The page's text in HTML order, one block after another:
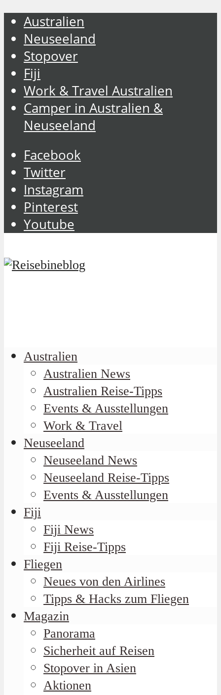
Australien
Neuseeland
Stopover
Fiji
Work & Travel Australien
Camper in Australien &
Neuseeland
Facebook
Twitter
Instagram
Pinterest
Youtube
Australien
Australien News
Australien Reise-Tipps
Events & Ausstellungen
Work & Travel
Neuseeland
Neuseeland News
Neuseeland Reise-Tipps
Events & Ausstellungen
Fiji
Fiji News
Fiji Reise-Tipps
Fliegen
Neues von den Airlines
Tipps & Hacks zum Fliegen
Magazin
Panorama
Sicherheit auf Reisen
Stopover in Asien
Aktionen